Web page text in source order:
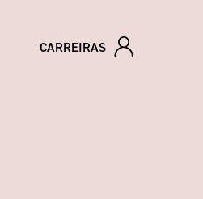
CARREIRAS